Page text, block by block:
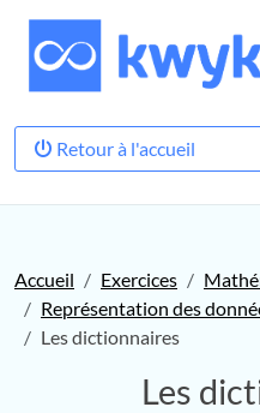
Retour à l'accueil
Accueil Exercices
Représentation des
Les dictionnaires
Les